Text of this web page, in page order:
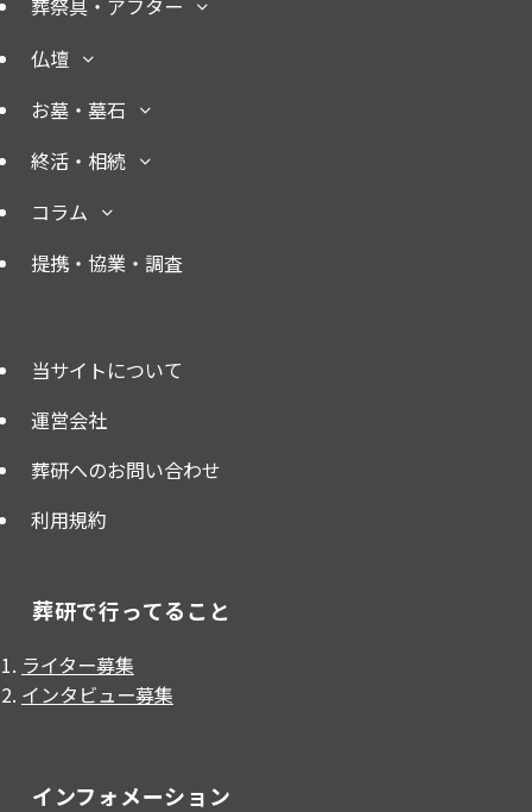
葬祭具・アフター
仏壇
お墓・墓石
終活・相続
コラム
提携・協業・調査
当サイトについて
運営会社
葬研へのお問い合わせ
利用規約
葬研で行ってること
ライター募集
インタビュー募集
インフォメーション